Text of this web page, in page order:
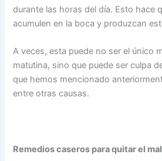
durante las horas del día. Esto hace
acumulen en la boca y produzcan
A veces, esta puede no ser el único
matutina, sino que puede ser culpa
que hemos mencionado
entre otras causas.
Remedios caseros para quitar el